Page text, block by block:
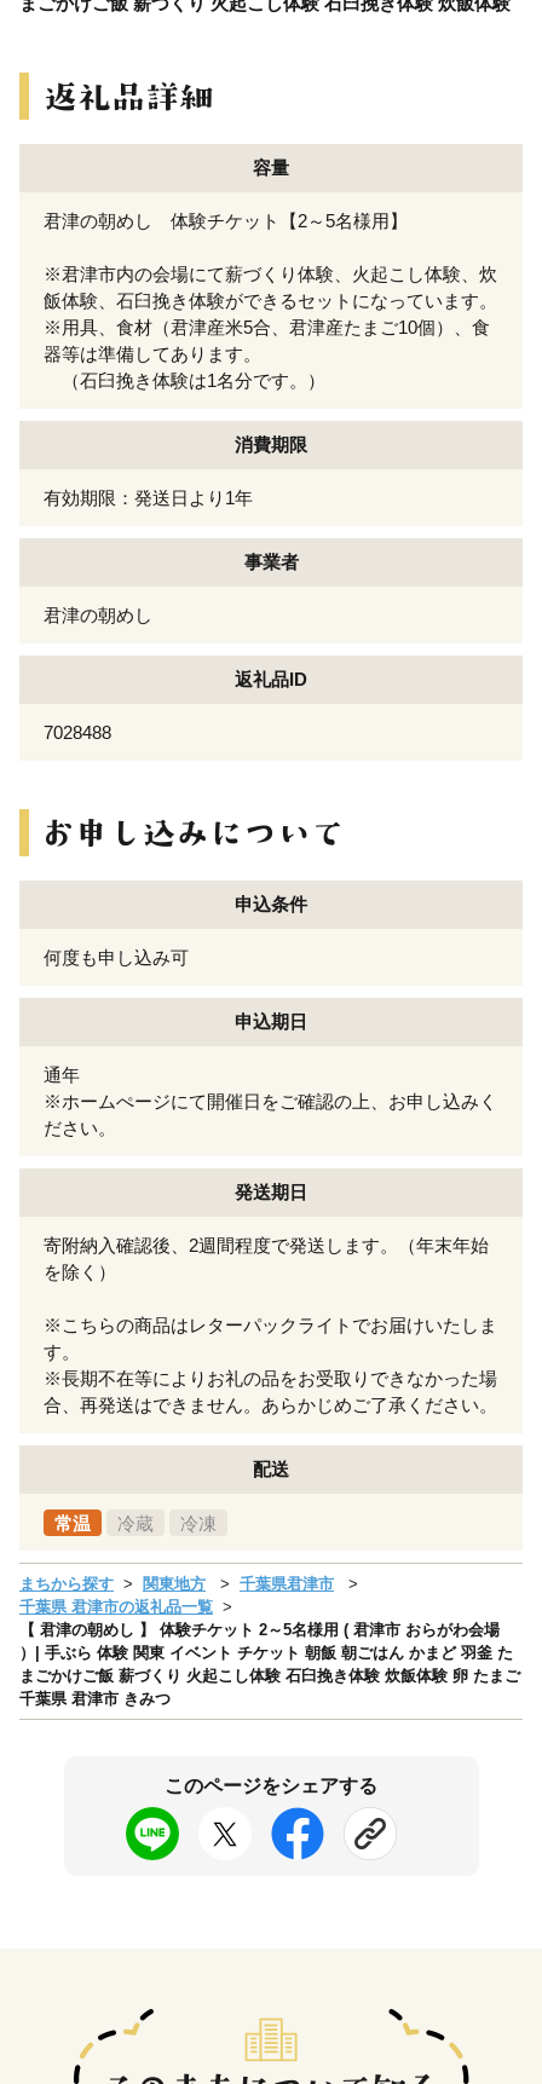
容量
君津の朝めし 体験チケット【2～5名様用】
※君津市内の会場にて薪づくり体験、火起こし体験、炊
飯体験、石臼挽き体験ができるセットになっています。
※用具、食材（君津産米5合、君津産たまご10個）、食
器等は準備してあります。
（石臼挽き体験は1名分です。）
消費期限
有効期限：発送日より1年
事業者
君津の朝めし
返礼品ID
7028488
申込条件
何度も申し込み可
申込期日
通年
※ホームぺージにて開催日をご確認の上、お申し込みく
ださい。
発送期日
寄附納入確認後、2週間程度で発送します。（年末年始
を除く）
※こちらの商品はレターパックライトでお届けいたしま
す。
※長期不在等によりお礼の品をお受取りできなかった場
合、再発送はできません。あらかじめご了承ください。
配送
常温 冷蔵 冷凍
まちから探す 関東地方
千葉県君津市
千葉県 君津市の返礼品一覧
【 君津の朝めし 】 体験チケット 2～5名様用 ( 君津市 おらがわ会場
）| 手ぶら 体験 関東 イベント チケット 朝飯 朝ごはん かまど 羽釜 た
まごかけご飯 薪づくり 火起こし体験 石臼挽き体験 炊飯体験 卵 たまご
千葉県 君津市 きみつ
このページをシェアする